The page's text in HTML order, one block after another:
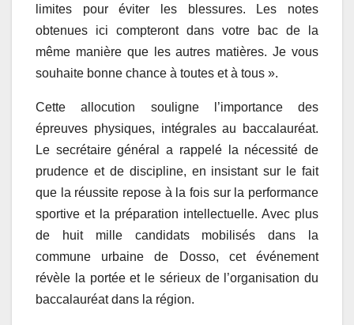
limites pour éviter les blessures. Les notes
obtenues ici compteront dans votre bac de la
même manière que les autres matières. Je vous
souhaite bonne chance à toutes et à tous ».
Cette allocution souligne l’importance des
épreuves physiques, intégrales au baccalauréat.
Le secrétaire général a rappelé la nécessité de
prudence et de discipline, en insistant sur le fait
que la réussite repose à la fois sur la performance
sportive et la préparation intellectuelle. Avec plus
de huit mille candidats mobilisés dans la
commune urbaine de Dosso, cet événement
révèle la portée et le sérieux de l’organisation du
baccalauréat dans la région.